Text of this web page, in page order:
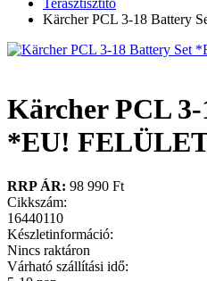
Terasztisztító
Kärcher PCL 3-18 Battery
Kärcher PCL
*EU!
RRP ÁR: 98 990 Ft
Cikkszám:
16440110
Készletinformáció:
Nincs raktáron
Várható szállítási idő: